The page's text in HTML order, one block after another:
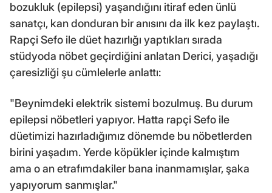
bozukluk (epilepsi) yaşandığını itiraf eden ünlü
sanatçı, kan donduran bir anısını da ilk kez paylaştı.
Rapçi Sefo ile düet hazırlığı yaptıkları sırada
stüdyoda nöbet geçirdiğini anlatan Derici, yaşadığı
çaresizliği şu cümlelerle anlattı:
"Beynimdeki elektrik sistemi bozulmuş. Bu durum
epilepsi nöbetleri yapıyor. Hatta rapçi Sefo ile
düetimizi hazırladığımız dönemde bu nöbetlerden
birini yaşadım. Yerde köpükler içinde kalmıştım
ama o an etrafımdakiler bana inanmamışlar, şaka
yapıyorum sanmışlar."